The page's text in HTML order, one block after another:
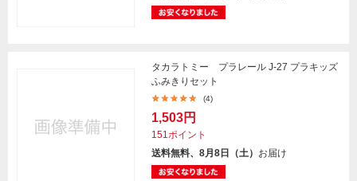
タカラトミー プラレール J-27 プラキッズ
ふみきりセット
(4)
1,503円
151ポイント
送料無料、8月8日（土） お届け